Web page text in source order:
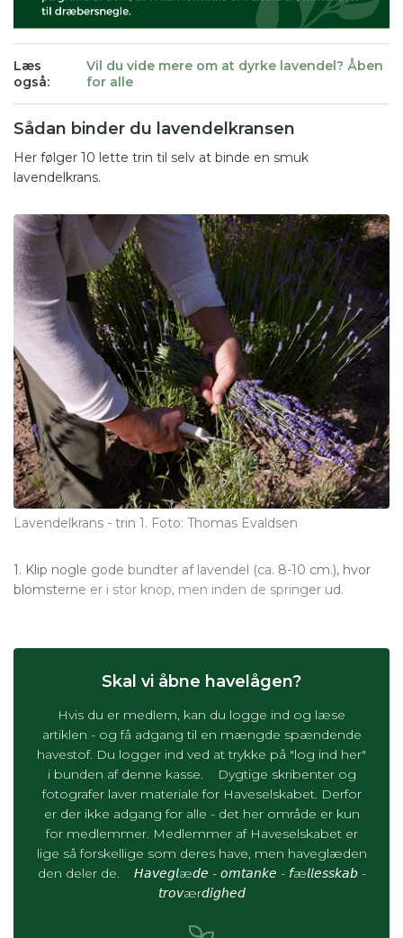
Læs
også:
Vil du vide mere om at dyrke lavendel? Åben
for alle
Sådan binder du lavendelkransen
Her følger 10 lette trin til selv at binde en smuk
lavendelkrans.
Lavendelkrans - trin 1. Foto: Thomas Evaldsen
1. Klip nogle gode bundter af lavendel (ca. 8-10 cm.), hvor
blomsterne er i stor knop, men inden de springer ud.
Skal vi åbne havelågen?
Hvis du er medlem, kan du logge ind og læse
artiklen - og få adgang til en mængde spændende
havestof. Du logger ind ved at trykke på "log ind her"
i bunden af denne kasse. Dygtige skribenter og
fotografer laver materiale for Haveselskabet. Derfor
er der ikke adgang for alle - det her område er kun
for medlemmer. Medlemmer af Haveselskabet er
lige så forskellige som deres have, men haveglæden
den deler de. 𝘏𝘢𝘷𝘦𝘨𝘭æ𝘥𝘦 - 𝘰𝘮𝘵𝘢𝘯𝘬𝘦 - 𝘧æ𝘭𝘭𝘦𝘴𝘴𝘬𝘢𝘣 -
𝘵𝘳𝘰𝘷ær𝘥𝘪𝘨𝘩𝘦𝘥